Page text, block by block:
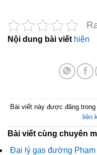
Nội dung bài viết hiện
Bài viết này được đăng trong
liên
Bài viết cùng chuyên
Đại lý gas đường